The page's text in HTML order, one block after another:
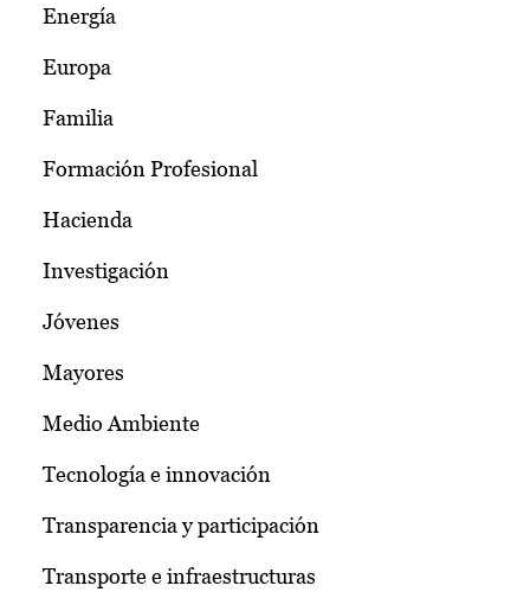
Energía
Europa
Familia
Formación Profesional
Hacienda
Investigación
Jóvenes
Mayores
Medio Ambiente
Tecnología e innovación
Transparencia y participación
Transporte e infraestructuras